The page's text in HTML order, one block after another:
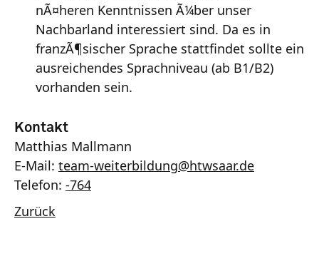
nÃ¤heren Kenntnissen Ã¼ber unser
Nachbarland interessiert sind. Da es in
franzÃ¶sischer Sprache stattfindet sollte ein
ausreichendes Sprachniveau (ab B1/B2)
vorhanden sein.
Kontakt
Matthias Mallmann
E-Mail: team-weiterbildung@htwsaar.de
Telefon: -764
Zurück